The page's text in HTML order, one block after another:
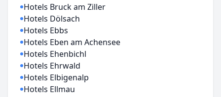
Hotels Bruck am Ziller
Hotels Dölsach
Hotels Ebbs
Hotels Eben am Achensee
Hotels Ehenbichl
Hotels Ehrwald
Hotels Elbigenalp
Hotels Ellmau